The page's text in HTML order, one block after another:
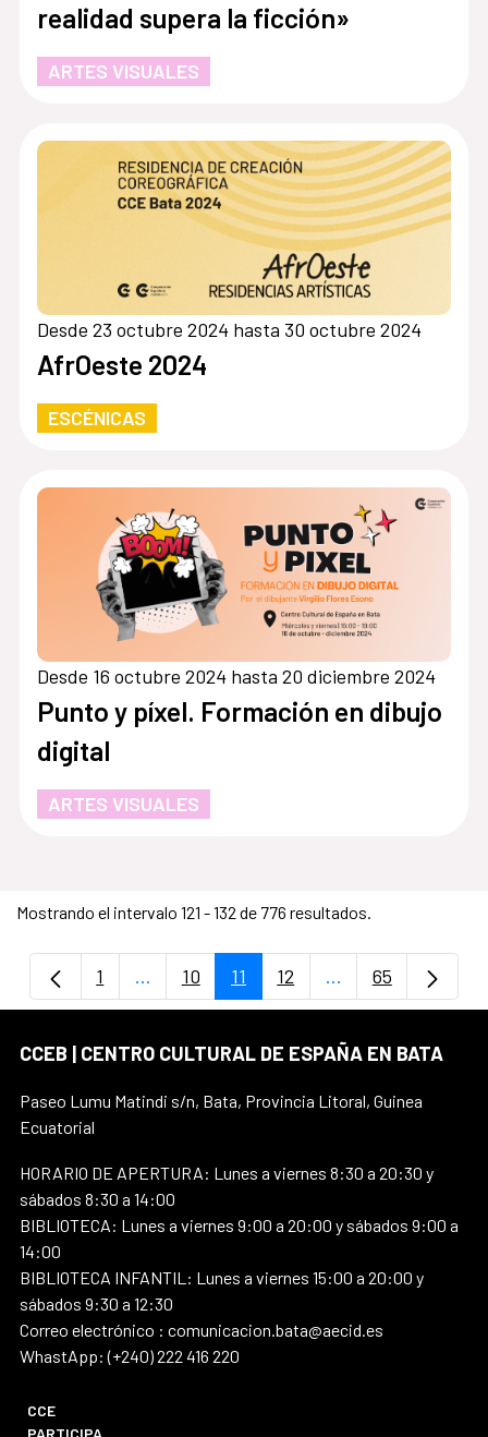
realidad supera la ficción»
ARTES VISUALES
Desde 23 octubre 2024 hasta 30 octubre 2024
AfrOeste 2024
ESCÉNICAS
Desde 16 octubre 2024 hasta 20 diciembre 2024
Punto y píxel. Formación en dibujo
digital
ARTES VISUALES
Mostrando el intervalo 121 - 132 de 776 resultados.
Página
1 ...Páginas intermedias Use TAB para
Página
10 Página
11 Página
12 ...PáginasPágina
65
CCEB | CENTRO CULTURAL DE ESPAÑA EN BATA
Paseo Lumu Matindi s/n, Bata, Provincia Litoral, Guinea
Ecuatorial
HORARIO DE APERTURA: Lunes a viernes 8:30 a 20:30 y
sábados 8:30 a 14:00
BIBLIOTECA: Lunes a viernes 9:00 a 20:00 y sábados 9:00 a
14:00
BIBLIOTECA INFANTIL: Lunes a viernes 15:00 a 20:00 y
sábados 9:30 a 12:30
Correo electrónico : comunicacion.bata@aecid.es
WhastApp: (+240) 222 416 220
CCE
PARTICIPA